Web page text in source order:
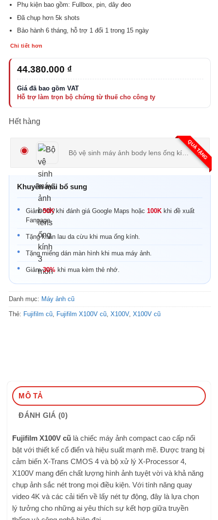
Phụ kiện bao gồm: Fullbox, pin, dây đeo
Đã chụp hơn 5k shots
Bảo hành 6 tháng, hỗ trợ 1 đổi 1 trong 15 ngày
Chi tiết hơn
44.380.000 ₫
Hết hàng
QUÀ TẶNG
Bộ vệ sinh máy ảnh body lens ống kính 3 món
Khuyến mãi bổ sung
Giảm50Kkhi đánh giá Google Maps hoặc 100K khi đề xuất
Fanpage.
Tặng khăn lau da cừu khi mua ống kính.
Tặng miếng dán màn hình khi mua máy ảnh.
Giảm30% khi mua kèm thẻ nhớ.
Danh mục: Máy ảnh cũ
Thẻ: Fujifilm cũ Fujifilm X100V cũ X100V, X100V cũ
MÔ TẢ
ĐÁNH GIÁ (0)
Fujifilm X100V cũ là chiếc máy ảnh compact cao cấp nổi
bật với thiết kế cổ điển và hiệu suất mạnh mẽ. Được trang bị
cảm biến X-Trans CMOS 4 và bộ xử lý X-Processor 4,
X100V mang đến chất lượng hình ảnh tuyệt vời và khả năng
chụp ảnh sắc nét trong mọi điều kiện. Với tính năng quay
video 4K và các cải tiến về lấy nét tự động, đây là lựa chọn
lý tưởng cho những ai yêu thích sự kết hợp giữa truyền